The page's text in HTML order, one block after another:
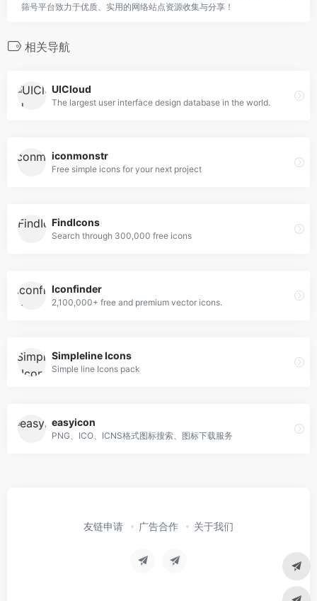
筛号平台致力于优质、实用的网络站点资源收集与分享！
相关导航
UICloud
The largest user interface design database in the world.
iconmonstr
Free simple icons for your next project
FindIcons
Search through 300,000 free icons
Iconfinder
2,100,000+ free and premium vector icons.
Simpleline Icons
Simple line Icons pack
easyicon
PNG、ICO、ICNS格式图标搜索、图标下载服务
友链申请 广告合作 关于我们